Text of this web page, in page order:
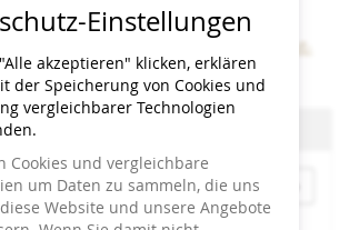
Dezember 2026 im Cineplex
table.de/wichtige-info-black-table-bleibt-
im-cineplex/
Termin aus
Monat
Einstellungen
akzeptieren" klicken, erklären
der Speicherung von Cookies und
vergleichbarer Technologien
Cookies und vergleichbare
um Daten zu sammeln, die uns
Website und unsere Angebote